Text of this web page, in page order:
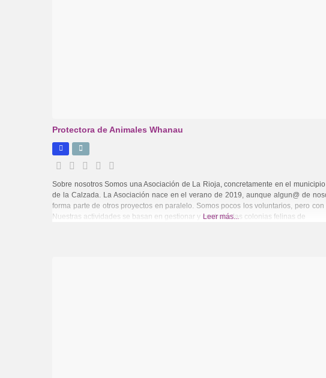
Protectora de Animales Whanau
Sobre nosotros Somos una Asociación de La Rioja, concretamente en el
de la Calzada. La Asociación nace en el verano de 2019, aunque algun@ de
forma parte de otros proyectos en paralelo. Somos pocos los voluntarios, pero con
Nuestras actividades se basan en gestionar y controlar las colonias felinas de
Leer más...